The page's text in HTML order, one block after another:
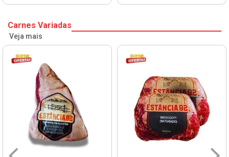
Carnes Variadas
Veja mais